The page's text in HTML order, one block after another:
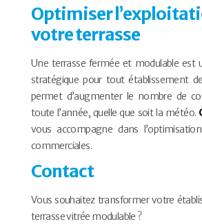
Optimiser
votre terrasse
Une terrasse fermée et modulable est
stratégique pour tout établissement
permet d’augmenter le nombre de
toute l’année, quelle que soit la météo.
vous accompagne dans
commerciales.
Contact
Vous souhaitez transformer votre
terrasse vitrée modulable ?